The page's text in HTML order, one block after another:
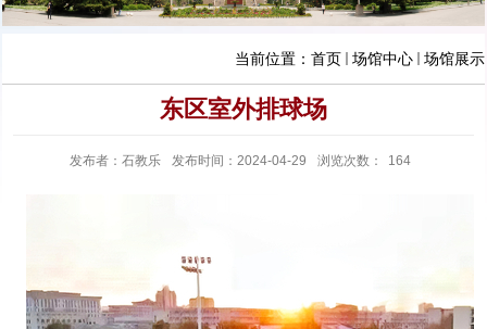
当前位置： 首页 场馆中心 场馆展示
东区室外排球场
发布者：石教乐 发布时间：2024-04-29 浏览次数： 164